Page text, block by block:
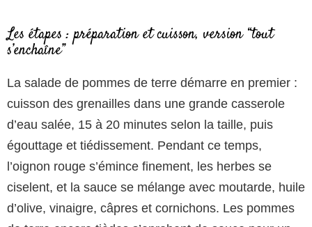
Les étapes : préparation et cuisson, version “tout
s’enchaîne”
La salade de pommes de terre démarre en premier :
cuisson des grenailles dans une grande casserole
d’eau salée, 15 à 20 minutes selon la taille, puis
égouttage et tiédissement. Pendant ce temps,
l’oignon rouge s’émince finement, les herbes se
ciselent, et la sauce se mélange avec moutarde, huile
d’olive, vinaigre, câpres et cornichons. Les pommes